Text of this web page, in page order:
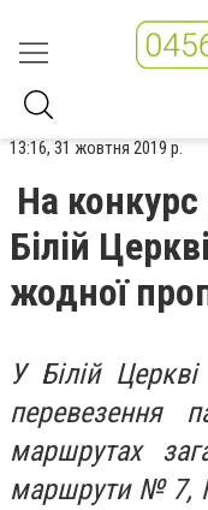
13:16, 31 жовтня 2019 р.
На конкурс
Білій
жодної
У Білій
перевезення
маршрутах
маршрути № 7,